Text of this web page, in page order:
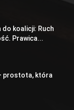
do koalicji: Ruch
Prawica...
prostota, która